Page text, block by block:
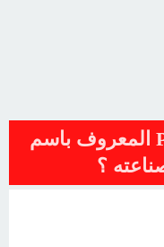
ماهو الحديد الغفل Pig iron المعروف باسم
؟